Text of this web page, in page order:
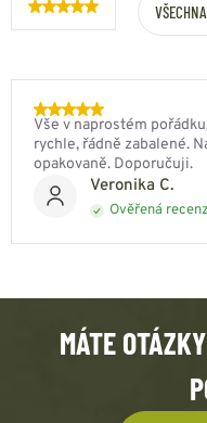
Veronika C.
Ověřená
Vše v naprostém
rychle, řádně zabalené.
opakovaně. Doporučuji.
MÁTE